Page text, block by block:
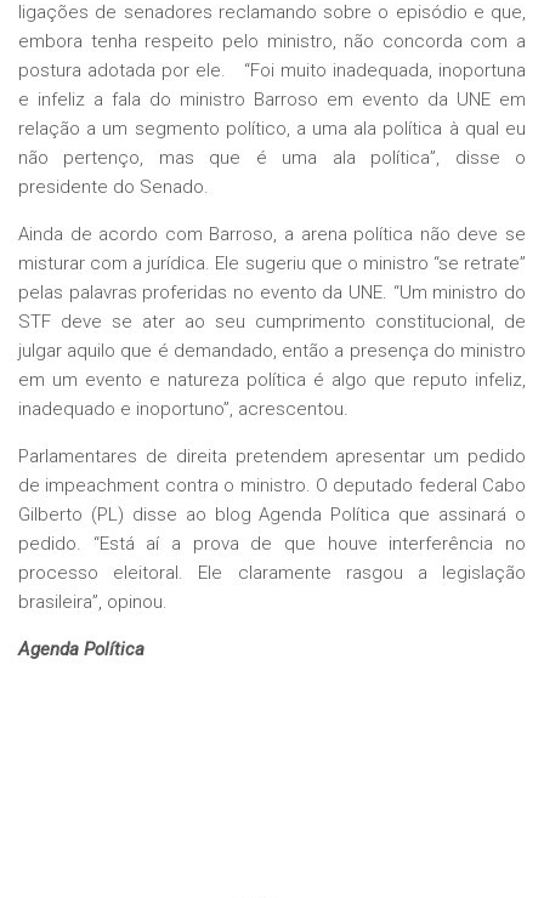
ligações de senadores reclamando sobre o episódio e que,
embora tenha respeito pelo ministro, não concorda com a
postura adotada por ele. “Foi muito inadequada, inoportuna
e infeliz a fala do ministro Barroso em evento da UNE em
relação a um segmento político, a uma ala política à qual eu
não pertenço, mas que é uma ala política”, disse o
presidente do Senado.
Ainda de acordo com Barroso, a arena política não deve se
misturar com a jurídica. Ele sugeriu que o ministro “se retrate”
pelas palavras proferidas no evento da UNE. “Um ministro do
STF deve se ater ao seu cumprimento constitucional, de
julgar aquilo que é demandado, então a presença do ministro
em um evento e natureza política é algo que reputo infeliz,
inadequado e inoportuno”, acrescentou.
Parlamentares de direita pretendem apresentar um pedido
de impeachment contra o ministro. O deputado federal Cabo
Gilberto (PL) disse ao blog Agenda Política que assinará o
pedido. “Está aí a prova de que houve interferência no
processo eleitoral. Ele claramente rasgou a legislação
brasileira”, opinou.
Agenda Política